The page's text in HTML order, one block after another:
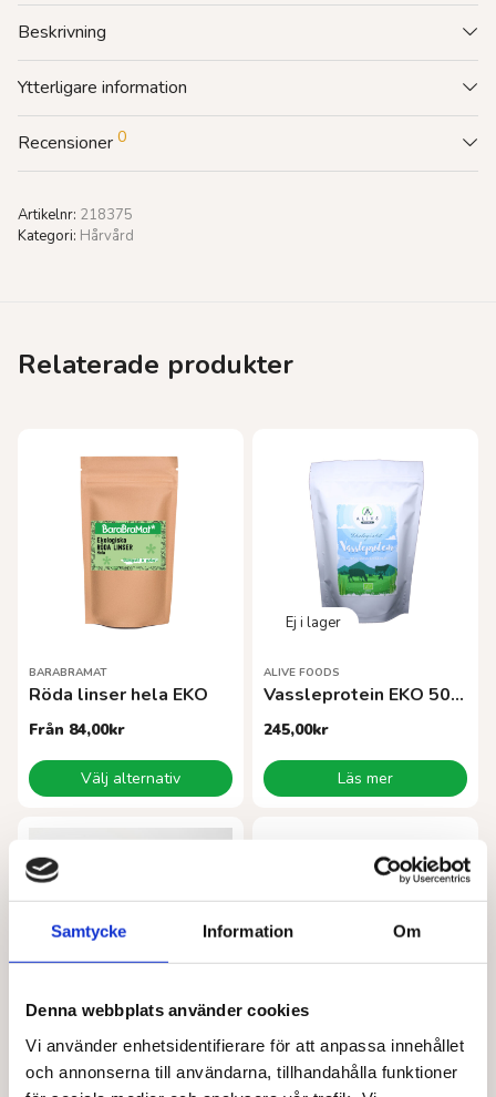
Samtycke Information Om
Denna webbplats använder cookies
Vi använder enhetsidentifierare för att anpassa innehållet
och annonserna till användarna, tillhandahålla funktioner
Beskrivning
Ytterligare information
Recensioner 0
Artikelnr: 218375
Kategori: Hårvård
Relaterade produkter
BARABRAMAT
Röda linser hela EKO
Från 84,00kr
Välj alternativ
Den
här
flera
varianter.
De
olika
alternativen
kan
på
produktsidan
ALIVE FOODS
Vassleprotein EKO 500 g
245,00kr
Läs mer
Kokosolja doftfri EKO Svarta linser beluga EKO